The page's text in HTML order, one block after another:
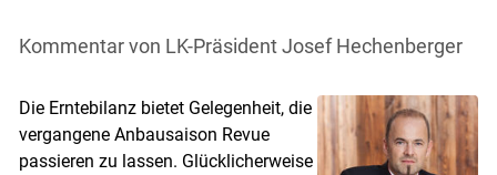
Kommentar von LK-Präsident Josef Hechenberger
Die Erntebilanz bietet Gelegenheit, die
vergangene Anbausaison Revue
passieren zu lassen. Glücklicherweise